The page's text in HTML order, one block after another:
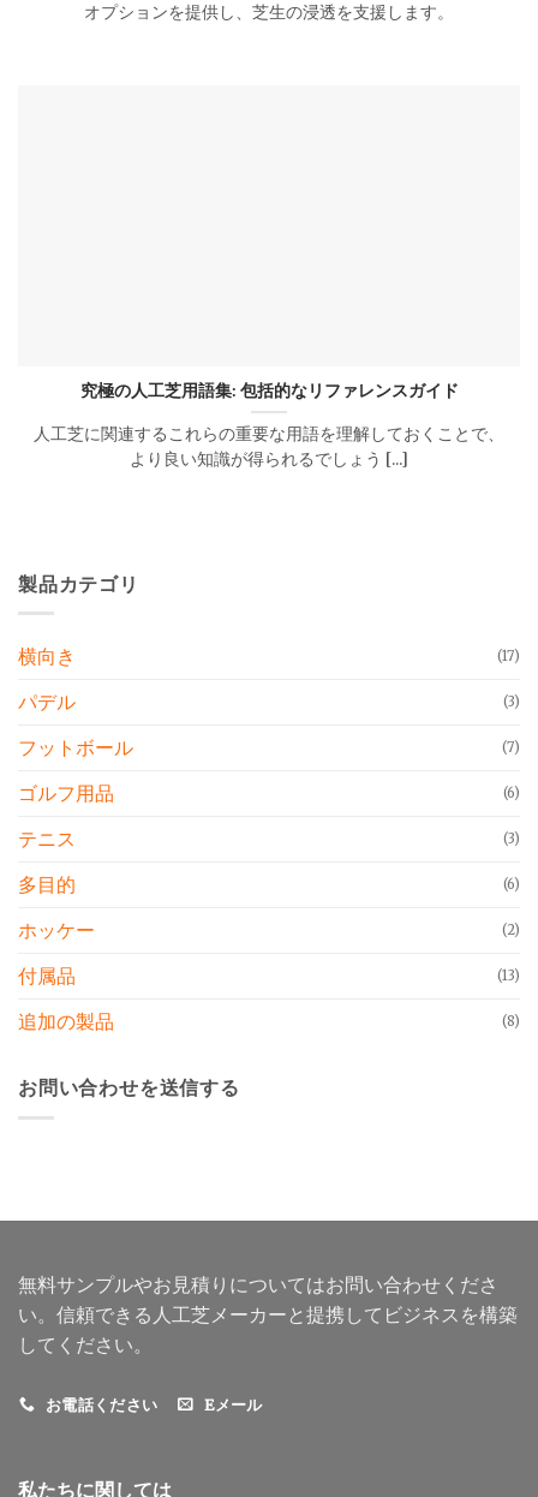
オプションを提供し、芝生の浸透を支援します。
究極の人工芝用語集: 包括的なリファレンスガイド
人工芝に関連するこれらの重要な用語を理解しておくことで、
より良い知識が得られるでしょう [...]
製品カテゴリ
横向き (17)
パデル (3)
フットボール (7)
ゴルフ用品 (6)
テニス (3)
多目的 (6)
ホッケー (2)
付属品 (13)
追加の製品 (8)
お問い合わせを送信する
無料サンプルやお見積りについてはお問い合わせくださ
い。信頼できる人工芝メーカーと提携してビジネスを構築
してください。
お電話ください Eメール
私たちに関しては